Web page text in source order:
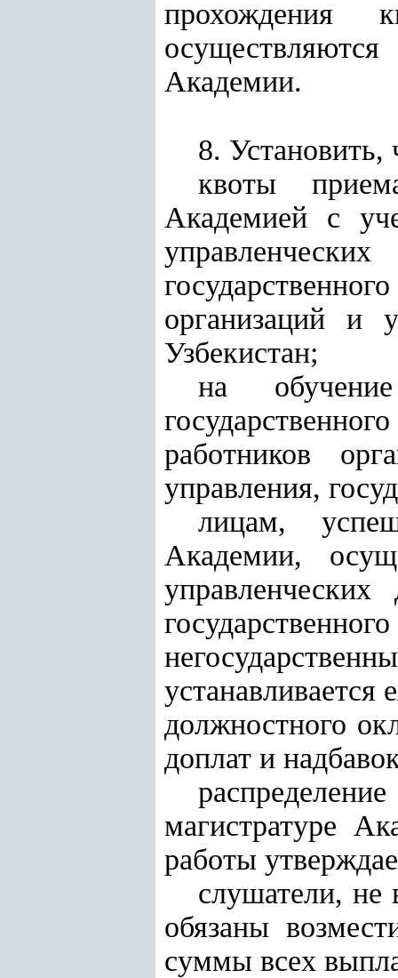
прохождения
Академии.
8. Установить,
квоты
Академией с
организаций и
Узбекистан;
на
работников
управления,
лицам,
Академии,
устанавливается
должностного
доплат и
магистратуре
работы
слушатели,
обязаны
суммы всех